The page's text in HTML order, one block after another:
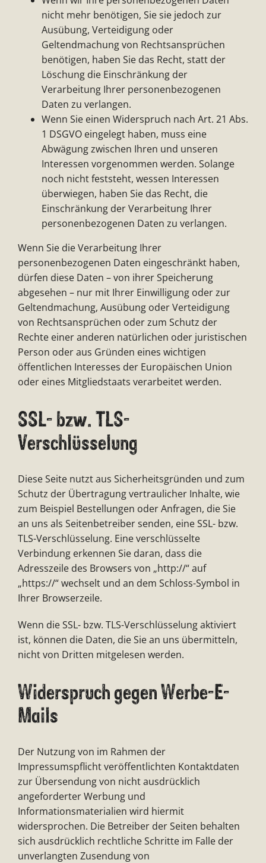
nicht mehr benötigen, Sie sie jedoch zur
Ausübung, Verteidigung oder
Geltendmachung von Rechtsansprüchen
benötigen, haben Sie das Recht, statt der
Löschung die Einschränkung der
Verarbeitung Ihrer personenbezogenen
Daten zu verlangen.
Wenn Sie einen Widerspruch nach Art. 21 Abs.
1 DSGVO eingelegt haben, muss eine
Abwägung zwischen Ihren und unseren
Interessen vorgenommen werden. Solange
noch nicht feststeht, wessen Interessen
überwiegen, haben Sie das Recht, die
Einschränkung der Verarbeitung Ihrer
personenbezogenen Daten zu verlangen.
Wenn Sie die Verarbeitung Ihrer
personenbezogenen Daten eingeschränkt haben,
dürfen diese Daten – von ihrer Speicherung
abgesehen – nur mit Ihrer Einwilligung oder zur
Geltendmachung, Ausübung oder Verteidigung
von Rechtsansprüchen oder zum Schutz der
Rechte einer anderen natürlichen oder juristischen
Person oder aus Gründen eines wichtigen
öffentlichen Interesses der Europäischen Union
oder eines Mitgliedstaats verarbeitet werden.
SSL- bzw. TLS-
Verschlüsselung
Diese Seite nutzt aus Sicherheitsgründen und zum
Schutz der Übertragung vertraulicher Inhalte, wie
zum Beispiel Bestellungen oder Anfragen, die Sie
an uns als Seitenbetreiber senden, eine SSL- bzw.
TLS-Verschlüsselung. Eine verschlüsselte
Verbindung erkennen Sie daran, dass die
Adresszeile des Browsers von „http://“ auf
„https://“ wechselt und an dem Schloss-Symbol in
Ihrer Browserzeile.
Wenn die SSL- bzw. TLS-Verschlüsselung aktiviert
ist, können die Daten, die Sie an uns übermitteln,
nicht von Dritten mitgelesen werden.
Widerspruch gegen Werbe-E-
Mails
Der Nutzung von im Rahmen der
Impressumspflicht veröffentlichten Kontaktdaten
zur Übersendung von nicht ausdrücklich
angeforderter Werbung und
Informationsmaterialien wird hiermit
widersprochen. Die Betreiber der Seiten behalten
sich ausdrücklich rechtliche Schritte im Falle der
unverlangten Zusendung von